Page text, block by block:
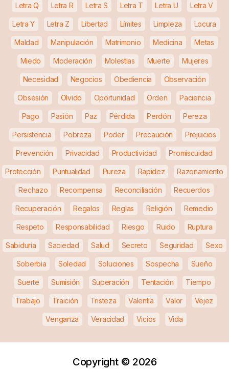
Letra Q Letra R Letra S Letra T Letra U Letra V
Letra Y Letra Z Libertad Límites Limpieza Locura
Maldad Manipulación Matrimonio Medicina Metas
Miedo Moderación Molestias Muerte Mujeres
Necesidad Negocios Obediencia Observación
Obsesión Olvido Oportunidad Orden Paciencia
Pago Pasión Paz Pérdida Perdón Pereza
Persistencia Pobreza Poder Precaución Prejuicios
Prevención Privacidad Productividad Promiscuidad
Protección Puntualidad Pureza Rapidez Razonamiento
Rechazo Recompensa Reconciliación Recuerdos
Recuperación Regalos Reglas Religión Remedio
Respeto Responsabilidad Riesgo Ruido Ruptura
Sabiduría Saciedad Salud Secreto Seguridad Sexo
Soberbia Soledad Soluciones Sospecha Sueño
Suerte Sumisión Superación Tentación Tiempo
Trabajo Traición Tristeza Valentía Valor Vejez
Venganza Veracidad Vicios Vida
Copyright © 2026